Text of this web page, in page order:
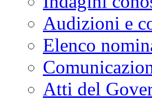
Audizioni e
Elenco
Atti del